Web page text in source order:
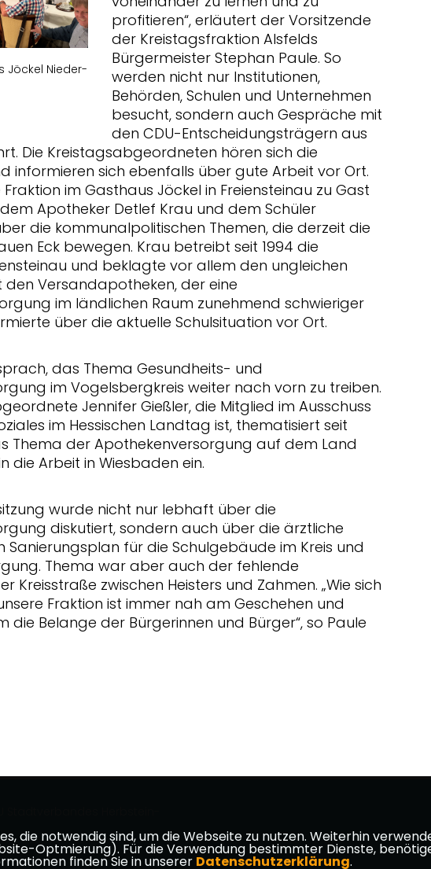
Jöckel Nieder-
profitieren“, erläutert der Vorsitzende
der Kreistagsfraktion Alsfelds
Bürgermeister Stephan Paule. So
werden nicht nur Institutionen,
Behörden, Schulen und Unternehmen
besucht, sondern auch Gespräche mit
den CDU-Entscheidungsträgern aus
Die Kreistagsabgeordneten hören sich die
informieren sich ebenfalls über gute Arbeit vor Ort.
im Gasthaus Jöckel in Freiensteinau zu Gast
Apotheker Detlef Krau und dem Schüler
die kommunalpolitischen Themen, die derzeit die
Eck bewegen. Krau betreibt seit 1994 die
und beklagte vor allem den ungleichen
Versandapotheken, der eine
im ländlichen Raum zunehmend schwieriger
über die aktuelle Schulsituation vor Ort.
das Thema Gesundheits- und
im Vogelsbergkreis weiter nach vorn zu treiben.
Jennifer Gießler, die Mitglied im Ausschuss
im Hessischen Landtag ist, thematisiert seit
Thema der Apothekenversorgung auf dem Land
die Arbeit in Wiesbaden ein.
wurde nicht nur lebhaft über die
diskutiert, sondern auch über die ärztliche
Sanierungsplan für die Schulgebäude im Kreis und
Thema war aber auch der fehlende
Kreisstraße zwischen Heisters und Zahmen. „Wie sich
Fraktion ist immer nah am Geschehen und
die Belange der Bürgerinnen und Bürger“, so Paule
Stadtverbandes Herbstein-
die notwendig sind, um die Webseite zu nutzen. Weiterhin
Optmierung). Für die Verwendung bestimmter Dienste,
finden Sie in unserer Datenschutzerklärung.